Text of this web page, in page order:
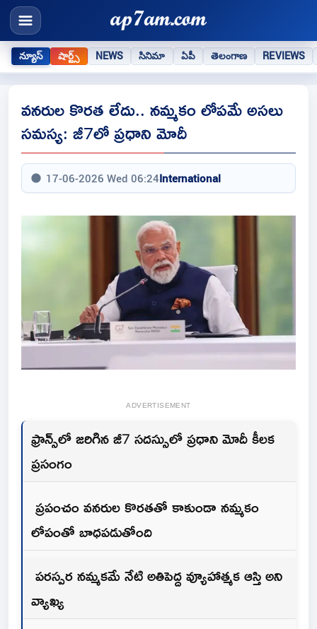
న్యూస్ షార్ట్స్ NEWS సినిమా ఏపీ తెలంగాణ REVIEWS
వనరుల కొరత లేదు.. నమ్మకం లోపమే అసలు
సమస్య: జీ7లో ప్రధాని మోదీ
17-06-2026 Wed 06:24International
ADVERTISEMENT
ఫ్రాన్స్‌లో జరిగిన జీ7 సదస్సులో ప్రధాని మోదీ కీలక
ప్రసంగం
ప్రపంచం వనరుల కొరతతో కాకుండా నమ్మకం
లోపంతో బాధపడుతోంది
పరస్పర నమ్మకమే నేటి అతిపెద్ద వ్యూహాత్మక ఆస్తి అని
వ్యాఖ్య